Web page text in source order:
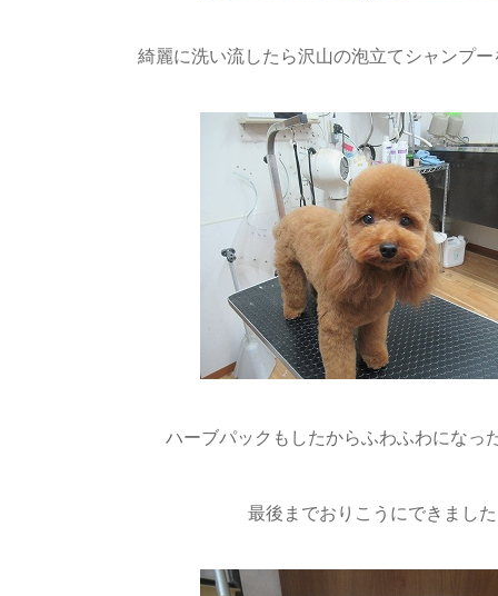
綺麗に洗い流したら沢山の泡立てシャンプ
ハーブパックもしたからふわふわになっ
最後までおりこうにできまし